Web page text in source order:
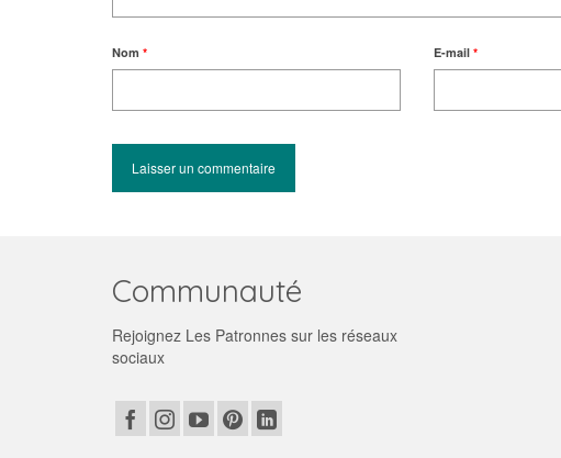
Nom * E-mail *
Communauté
Rejoignez Les Patronnes sur les réseaux
sociaux